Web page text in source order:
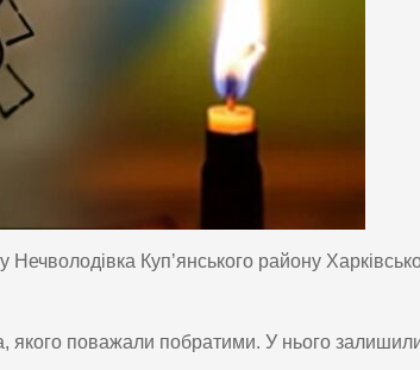
Куп’янського району
якого поважали побратими. У нього